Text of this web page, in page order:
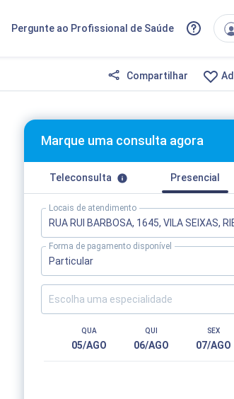
Pergunte ao Profissional de Saúde
Compartilhar
Marque uma consulta agora
Teleconsulta Presencial
Locais de atendimento
Forma de pagamento disponível
QUA
05/AGO
QUI
06/AGO
SEX
07/AGO